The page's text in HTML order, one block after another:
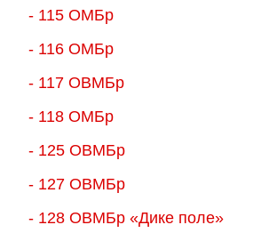
- 115 ОМБр
- 116 ОМБр
- 117 ОВМБр
- 118 ОМБр
- 125 ОВМБр
- 127 ОВМБр
- 128 ОВМБр «Дике поле»